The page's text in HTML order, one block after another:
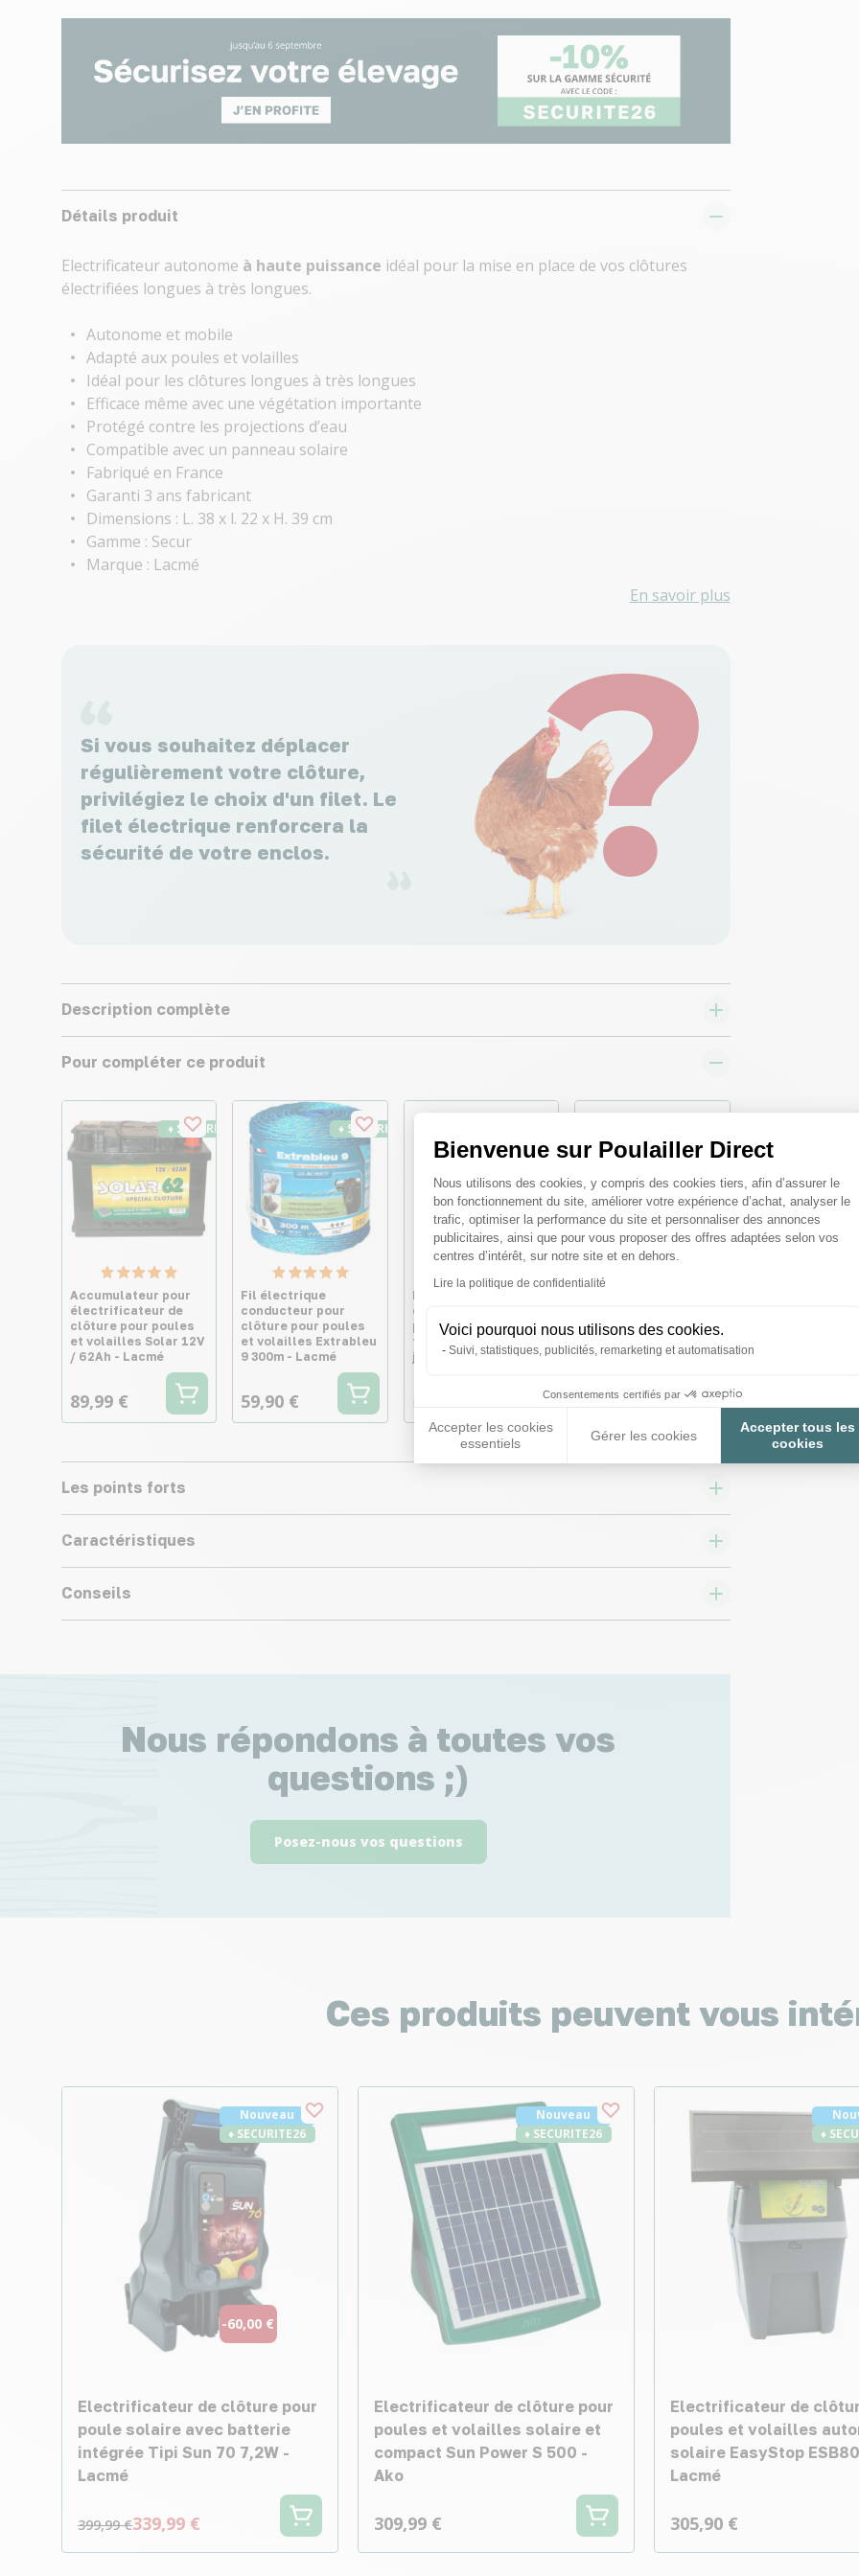
Bienvenue sur Poulailler Direct
Plateforme de Gestion du
Nous utilisons des cookies, y compris des cookies tiers, afin d’assurer le
bon fonctionnement du site, améliorer votre expérience d’achat, analyser le
trafic, optimiser la performance du site et personnaliser des annonces
publicitaires, ainsi que pour vous proposer des offres adaptées selon vos
centres d’intérêt, sur notre site et en dehors.
Lire la politique de confidentialité
Voici pourquoi nous utilisons des cookies.
Suivi, statistiques, publicités, remarketing et automatisation
Consentements certifiés par
Accepter les cookies
essentiels
Gérer les cookies
Accepter tous les
cookies
Axeptio consent
Détails produit
Electrificateur autonome à haute puissance idéal pour la mise en place de vos clôtures
électrifiées longues à très longues.
Autonome et mobile
Adapté aux poules et volailles
Idéal pour les clôtures longues à très longues
Efficace même avec une végétation importante
Protégé contre les projections d’eau
Compatible avec un panneau solaire
Fabriqué en France
Garanti 3 ans fabricant
Dimensions : L. 38 x l. 22 x H. 39 cm
Gamme : Secur
Marque : Lacmé
En savoir plus
Si vous souhaitez déplacer
régulièrement votre clôture,
privilégiez le choix d'un filet. Le
filet électrique renforcera la
sécurité de votre enclos.
Description complète
Pour compléter ce produit
♦ SECURITE26
Accumulateur pour
électrificateur de
clôture pour poules
et volailles Solar 12V
/ 62Ah - Lacmé
89,99 €
♦ SECURITE26
Fil électrique
conducteur pour
clôture pour poules
et volailles Extrableu
9 300m - Lacmé
59,90 €
Piquet pour clôture
électrique pour
poules et volailles
fibre de verre 125cm
jaune - Lacmé
pour poules et
- Lacmé
10,90 €
Les points forts
Caractéristiques
Conseils
Nous répondons à toutes vos
questions ;)
Posez-nous vos questions
Ces produits peuvent vous
Nouveau
♦ SECURITE26
-60,00 €
Electrificateur de clôture pour
poule solaire avec batterie
intégrée Tipi Sun 70 7,2W -
Lacmé
399,99 €339,99 €
Nouveau
♦ SECURITE26
Electrificateur de clôture pour
poules et volailles solaire et
compact Sun Power S 500 -
Ako
309,99 €
♦
Electrificateur de
poules et volailles
solaire EasyStop
Lacmé
305,90 €